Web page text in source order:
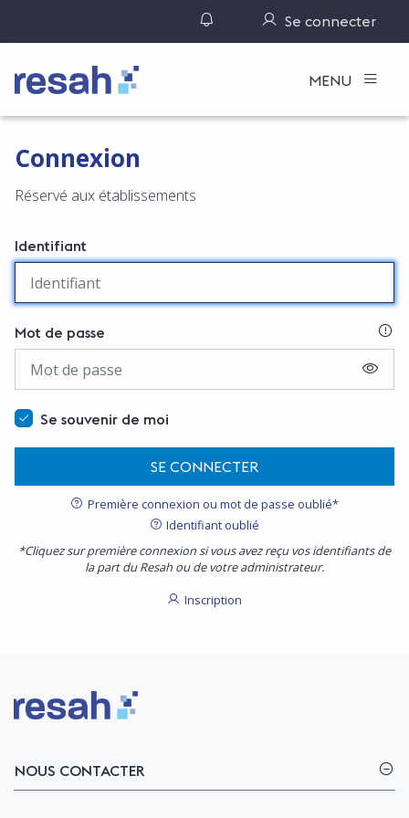
Gérer ses notifications
Se connecter
Logo Resah MENU
Connexion
Réservé aux établissements
Identifiant
Mot de passe
Se souvenir de moi
SE CONNECTER
Première connexion ou mot de passe oublié*
Identifiant oublié
*Cliquez sur première connexion si vous avez reçu vos identifiants de
la part du Resah ou de votre administrateur.
Inscription
Logo Resah
NOUS CONTACTER